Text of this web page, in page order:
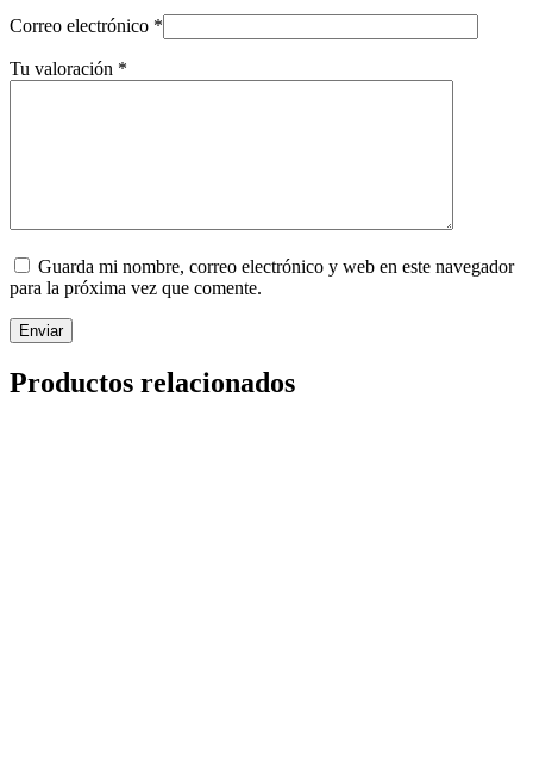
Correo electrónico *
Tu valoración *
Guarda mi nombre, correo electrónico y web en este navegador
para la próxima vez que comente.
Enviar
Productos relacionados